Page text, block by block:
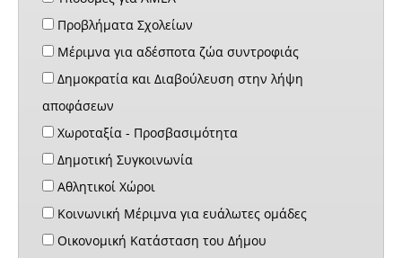
Προβλήματα Σχολείων
Μέριμνα για αδέσποτα ζώα συντροφιάς
Δημοκρατία και Διαβούλευση στην λήψη
αποφάσεων
Χωροταξία - Προσβασιμότητα
Δημοτική Συγκοινωνία
Αθλητικοί Χώροι
Κοινωνική Μέριμνα για ευάλωτες ομάδες
Οικονομική Κατάσταση του Δήμου